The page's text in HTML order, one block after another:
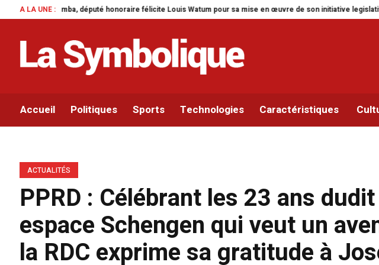
A LA UNE :
félicite Louis Watum pour sa mise en œuvre de son initiative legislative. Parlement panafricain : à
Accueil Politiques Sports Technologies Caractéristiques
ACTUALITÉS
PPRD : Célébrant les 23 ans
espace Schengen qui veut un
la RDC exprime sa gratitude à